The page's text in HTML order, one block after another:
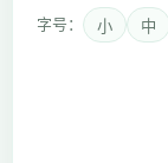
字号： 小 中